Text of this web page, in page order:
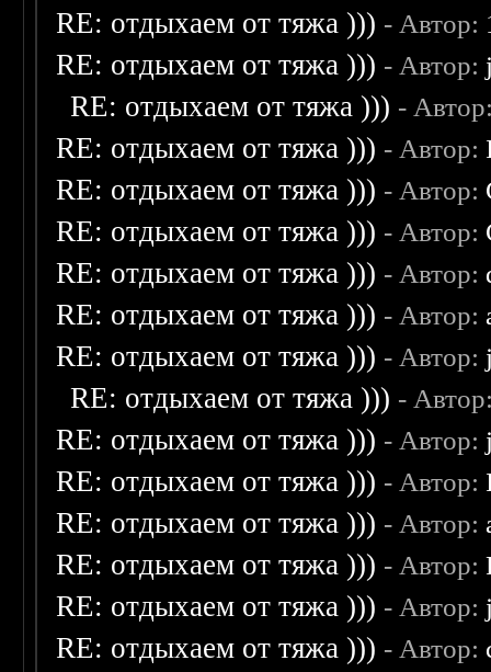
RE: отдыхаем от тяжа ))) - Автор:
RE: отдыхаем от тяжа ))) - Автор:
RE: отдыхаем от тяжа ))) -
RE: отдыхаем от тяжа ))) - Автор:
RE: отдыхаем от тяжа ))) - Автор:
RE: отдыхаем от тяжа ))) - Автор:
RE: отдыхаем от тяжа ))) - Автор:
RE: отдыхаем от тяжа ))) - Автор:
RE: отдыхаем от тяжа ))) - Автор:
RE: отдыхаем от тяжа ))) -
RE: отдыхаем от тяжа ))) - Автор:
RE: отдыхаем от тяжа ))) - Автор:
RE: отдыхаем от тяжа ))) - Автор:
RE: отдыхаем от тяжа ))) - Автор:
RE: отдыхаем от тяжа ))) - Автор:
RE: отдыхаем от тяжа ))) - Автор: